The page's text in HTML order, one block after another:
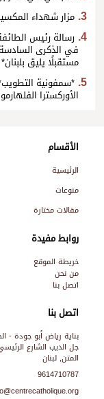
مزار شهداء
رسالة رئيس
في الذكرى السادسة
مستقبلًا يليق بلبنان*
*سمفونية
الأوركسترا
اتصل بنا
بناية رياض أبو جودة -
جل الديب الشارع
المتن, لبنان
9614710787
الأقسام
الرئيسية
منوعات
مقالات مختارة
روابط مفيدة
خريطة الموقع
من نحن
اتصل بنا